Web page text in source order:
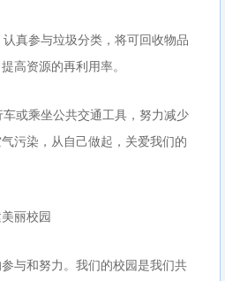
真参与垃圾分类，将可回收物品
高资源的再利用率。
或乘坐公共交通工具，努力减少
污染，从自己做起，关爱我们的
丽校园
与和努力。我们的校园是我们共